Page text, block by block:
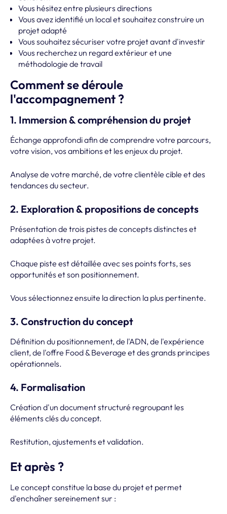
Vous hésitez entre plusieurs directions
Vous avez identifié un local et souhaitez construire un
projet adapté
Vous souhaitez sécuriser votre projet avant d'investir
Vous recherchez un regard extérieur et une
méthodologie de travail
Comment se déroule
l'accompagnement ?
1. Immersion & compréhension du projet
Échange approfondi afin de comprendre votre parcours,
votre vision, vos ambitions et les enjeux du projet.
Analyse de votre marché, de votre clientèle cible et des
tendances du secteur.
2. Exploration & propositions de concepts
Présentation de trois pistes de concepts distinctes et
adaptées à votre projet.
Chaque piste est détaillée avec ses points forts, ses
opportunités et son positionnement.
Vous sélectionnez ensuite la direction la plus pertinente.
3. Construction du concept
Définition du positionnement, de l'ADN, de l'expérience
client, de l'offre Food & Beverage et des grands principes
opérationnels.
4. Formalisation
Création d'un document structuré regroupant les
éléments clés du concept.
Restitution, ajustements et validation.
Et après ?
Le concept constitue la base du projet et permet
d'enchaîner sereinement sur :